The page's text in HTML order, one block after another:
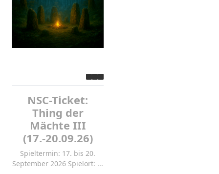
NSC-Ticket:
Thing der
Mächte III
(17.-20.09.26)
Spieltermin: 17. bis 20.
September 2026 Spielort: ...